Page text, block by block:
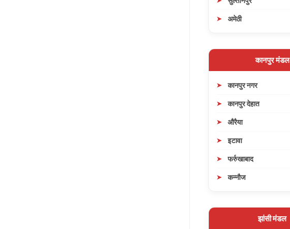
अमेठी
कानपुर मंडल
कानपुर नगर
कानपुर देहात
औरैया
इटावा
फर्रुखाबाद
कन्नौज
झांसी मंडल